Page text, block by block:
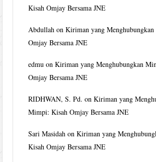
Kisah Omjay Bersama JNE
Abdullah onKiriman yang
Omjay Bersama JNE
edmu onKiriman yang Menghubungkan
Omjay Bersama JNE
RIDHWAN, S. Pd. onKiriman yang
Mimpi: Kisah Omjay Bersama JNE
Sari Masidah onKiriman yang
Kisah Omjay Bersama JNE